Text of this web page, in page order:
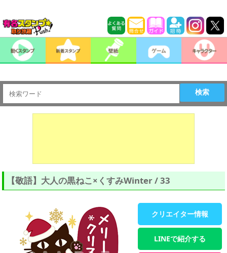
検索
【敬語】大人の黒ねこ×くすみWinter / 33
クリエイター情報
LINEで紹介する